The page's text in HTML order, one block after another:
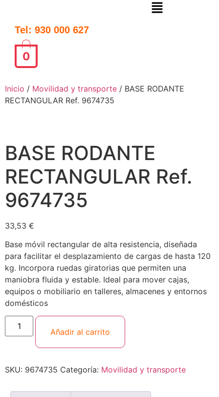
Tel: 930 000 627
0
Inicio / Movilidad y transporte / BASE RODANTE
RECTANGULAR Ref. 9674735
BASE RODANTE
RECTANGULAR Ref.
9674735
33,53 €
Base móvil rectangular de alta resistencia, diseñada
para facilitar el desplazamiento de cargas de hasta 120
kg. Incorpora ruedas giratorias que permiten una
maniobra fluida y estable. Ideal para mover cajas,
equipos o mobiliario en talleres, almacenes y entornos
domésticos
Añadir al carrito
SKU: 9674735 Categoría: Movilidad y transporte